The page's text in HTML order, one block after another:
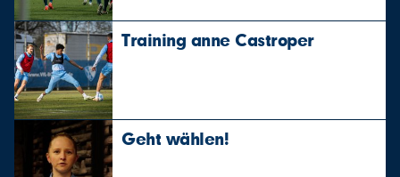
Training anne Castroper
Geht wählen!